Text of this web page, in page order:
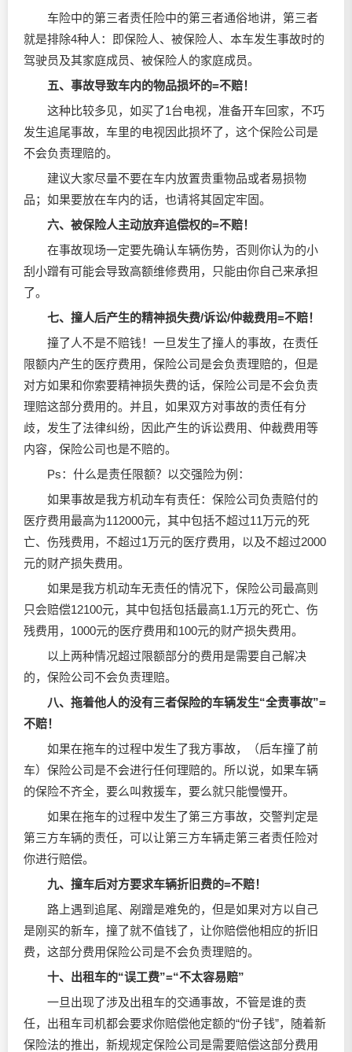
车险中的第三者责任险中的第三者通俗地讲，第三者
就是排除4种人：即保险人、被保险人、本车发生事故时的
驾驶员及其家庭成员、被保险人的家庭成员。
五、事故导致车内的物品损坏的=不赔！
这种比较多见，如买了1台电视，准备开车回家，不巧
发生追尾事故，车里的电视因此损坏了，这个保险公司是
不会负责理赔的。
建议大家尽量不要在车内放置贵重物品或者易损物
品；如果要放在车内的话，也请将其固定牢固。
六、被保险人主动放弃追偿权的=不赔！
在事故现场一定要先确认车辆伤势，否则你认为的小
刮小蹭有可能会导致高额维修费用，只能由你自己来承担
了。
七、撞人后产生的精神损失费/诉讼/仲裁费用=不赔！
撞了人不是不赔钱！一旦发生了撞人的事故，在责任
限额内产生的医疗费用，保险公司是会负责理赔的，但是
对方如果和你索要精神损失费的话，保险公司是不会负责
理赔这部分费用的。并且，如果双方对事故的责任有分
歧，发生了法律纠纷，因此产生的诉讼费用、仲裁费用等
内容，保险公司也是不赔的。
Ps：什么是责任限额？以交强险为例：
如果事故是我方机动车有责任：保险公司负责赔付的
医疗费用最高为112000元，其中包括不超过11万元的死
亡、伤残费用，不超过1万元的医疗费用，以及不超过2000
元的财产损失费用。
如果是我方机动车无责任的情况下，保险公司最高则
只会赔偿12100元，其中包括包括最高1.1万元的死亡、伤
残费用，1000元的医疗费用和100元的财产损失费用。
以上两种情况超过限额部分的费用是需要自己解决
的，保险公司不会负责理赔。
八、拖着他人的没有三者保险的车辆发生“全责事故”=
不赔！
如果在拖车的过程中发生了我方事故，（后车撞了前
车）保险公司是不会进行任何理赔的。所以说，如果车辆
的保险不齐全，要么叫救援车，要么就只能慢慢开。
如果在拖车的过程中发生了第三方事故，交警判定是
第三方车辆的责任，可以让第三方车辆走第三者责任险对
你进行赔偿。
九、撞车后对方要求车辆折旧费的=不赔！
路上遇到追尾、剐蹭是难免的，但是如果对方以自己
是刚买的新车，撞了就不值钱了，让你赔偿他相应的折旧
费，这部分费用保险公司是不会负责理赔的。
十、出租车的“误工费”=“不太容易赔”
一旦出现了涉及出租车的交通事故，不管是谁的责
任，出租车司机都会要求你赔偿他定额的“份子钱”，随着新
保险法的推出，新规规定保险公司是需要赔偿这部分费用